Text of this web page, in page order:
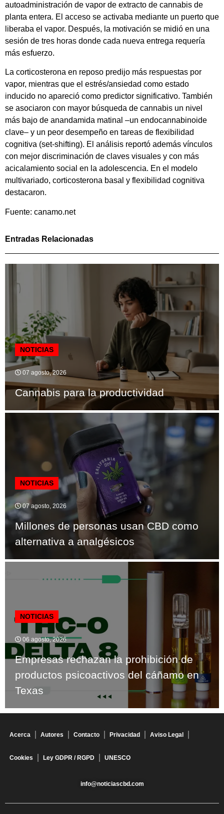
autoadministración de vapor de extracto de cannabis de
planta entera. El acceso se activaba mediante un puerto que
liberaba el vapor. Después, la motivación se midió en una
sesión de tres horas donde cada nueva entrega requería
más esfuerzo.
La corticosterona en reposo predijo más respuestas por
vapor, mientras que el estrés/ansiedad como estado
inducido no apareció como predictor significativo. También
se asociaron con mayor búsqueda de cannabis un nivel
más bajo de anandamida matinal –un endocannabinoide
clave– y un peor desempeño en tareas de flexibilidad
cognitiva (set-shifting). El análisis reportó además vínculos
con mejor discriminación de claves visuales y con más
acicalamiento social en la adolescencia. En el modelo
multivariado, corticosterona basal y flexibilidad cognitiva
destacaron.
Fuente: canamo.net
Entradas Relacionadas
NOTICIAS
07 agosto, 2026
Cannabis para la productividad
NOTICIAS
07 agosto, 2026
Millones de personas usan CBD como
alternativa a analgésicos
NOTICIAS
06 agosto, 2026
Empresas rechazan la prohibición de
productos psicoactivos del cáñamo en
Texas
Acerca Autores Contacto Privacidad Aviso Legal
Cookies Ley GDPR / RGPD UNESCO
info@noticiascbd.com